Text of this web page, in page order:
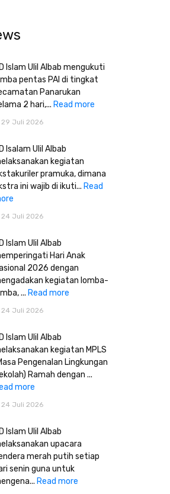
Islam Ulil Albab mengukuti
pentas PAI di tingkat
Panarukan
2 hari,... Read more
Juli 2026
Isalam Ulil Albab
kegiatan
pramuka, dimana
ini wajib di ikuti... Read
Juli 2026
Islam Ulil Albab
Hari Anak
2026 dengan
kegiatan lomba-
... Read more
Juli 2026
Islam Ulil Albab
kegiatan MPLS
Pengenalan Lingkungan
Ramah dengan ...
more
Juli 2026
Islam Ulil Albab
upacara
merah putih setiap
senin guna untuk
Read more